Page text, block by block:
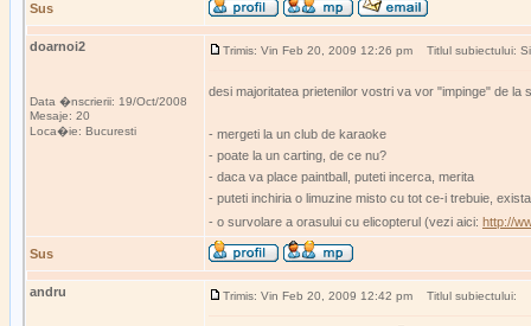
Sus
doarnoi2
Data �nscrierii: 19/Oct/2008
Mesaje: 20
Loca�ie: Bucuresti
Trimis: Vin Feb 20, 2009 12:26 pm Titlul subiectului:
desi majoritatea prietenilor vostri va vor "impinge" de
- mergeti la un club de karaoke
- poate la un carting, de ce nu?
- daca va place paintball, puteti incerca, merita
- puteti inchiria o limuzine misto cu tot ce-i trebuie,
- o survolare a orasului cu elicopterul (vezi aici: http://
Sus
andru Trimis: Vin Feb 20, 2009 12:42 pm Titlul subiectului: